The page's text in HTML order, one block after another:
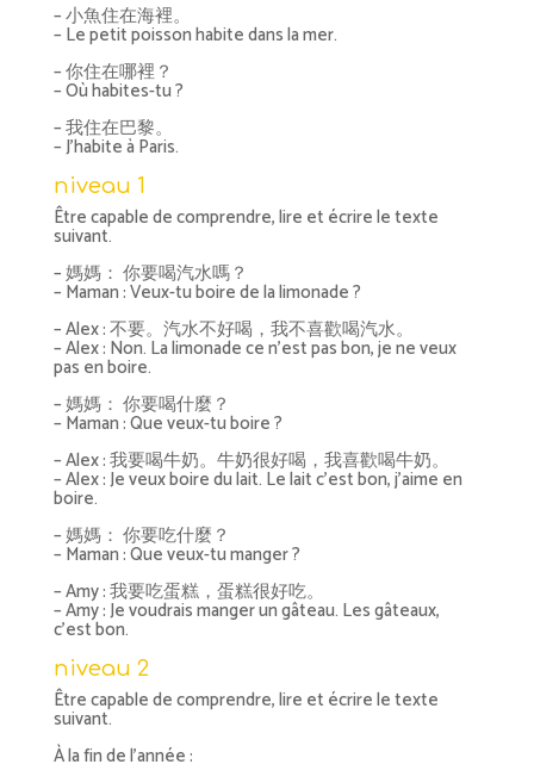
– 小魚住在海裡。
– Le petit poisson habite dans la mer.
– 你住在哪裡？
– Où habites-tu ?
– 我住在巴黎。
– J’habite à Paris.
niveau 1
Être capable de comprendre, lire et écrire le texte
suivant.
– 媽媽： 你要喝汽水嗎？
– Maman : Veux-tu boire de la limonade ?
– Alex : 不要。汽水不好喝，我不喜歡喝汽水。
– Alex : Non. La limonade ce n’est pas bon, je ne veux
pas en boire.
– 媽媽： 你要喝什麼？
– Maman : Que veux-tu boire ?
– Alex : 我要喝牛奶。牛奶很好喝，我喜歡喝牛奶。
– Alex : Je veux boire du lait. Le lait c’est bon, j’aime en
boire.
– 媽媽： 你要吃什麼？
– Maman : Que veux-tu manger ?
– Amy : 我要吃蛋糕，蛋糕很好吃。
– Amy : Je voudrais manger un gâteau. Les gâteaux,
c’est bon.
niveau 2
Être capable de comprendre, lire et écrire le texte
suivant.
À la fin de l’année :